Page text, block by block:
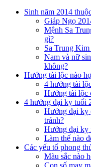
Sinh năm 2014
Giáp Ngọ
Mệnh Sa
gì?
Sa Trung
Nam và nữ
không?
Hướng tài lộc nào
4 hướng tài
Hướng tài lộc
4 hướng đại kỵ tuổi
Hướng đại kỵ
tránh?
Hướng đại kỵ
Làm thế nào
Các yếu tố phong
Màu sắc nào
Con số may